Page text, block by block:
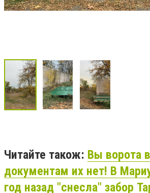
Читайте також: Вы ворота
документам их нет! В
год назад "снесла" забор